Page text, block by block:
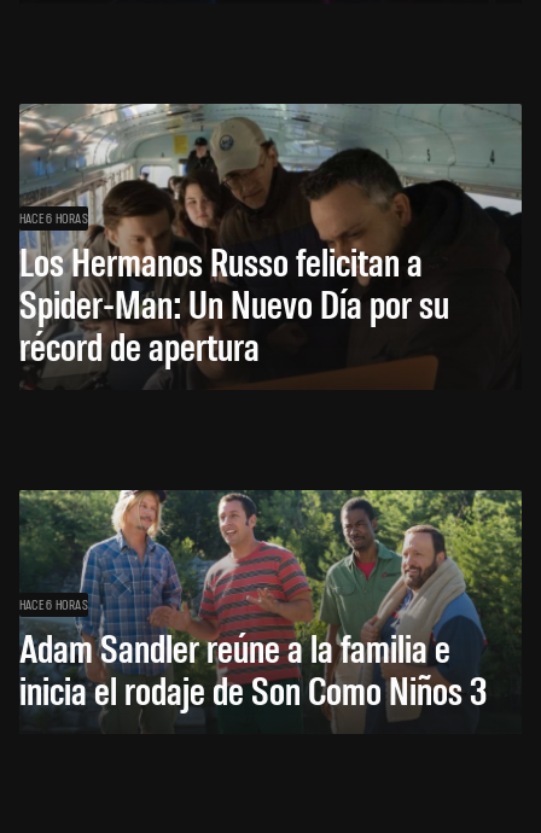
HACE 6 HORAS
Los Hermanos Russo felicitan a
Spider-Man: Un Nuevo Día por su
récord de apertura
HACE 6 HORAS
Adam Sandler reúne a la familia e
inicia el rodaje de Son Como Niños 3